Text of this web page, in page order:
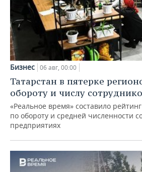
Бизнес 06 авг, 00:00
Татарстан в пятерке
обороту и числу
«Реальное время» составило
по обороту и средней численности
предприятиях